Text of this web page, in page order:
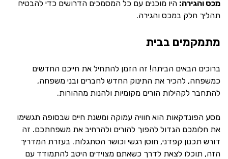
מכס והגירה: היו מוכנים עם כל המסמכים הדרושים כדי להבטיח
תהליך חלק במכס והגירה.
מתמקמים בבית
ברוכים הבאים הביתה! זה הזמן להתחיל את חייכם החדשים
כמשפחה, להכיר את התינוק החדש לחברים ובני משפחה,
להתחבר לקהילות הורים מקומיות ולהנות מההורות.
מסע הפונדקאות הוא חוויה עמוקה ומשנת חיים שבסופה תגשימו
את חלומכם הגדול להפוך להורים ולהרחיב את משפחתכם. זה
דורש תכנון קפדני, חוסן רגשי וכושר הסתגלות. בעזרת המדריך
הזה, תוכלו לצאת לדרך כשאתם מצוידים היטב להתמודד עם